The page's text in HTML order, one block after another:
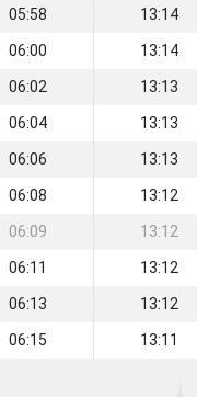
05:58 13:14
06:00 13:14
06:02 13:13
06:04 13:13
06:06 13:13
06:08 13:12
06:09 13:12
06:11 13:12
06:13 13:12
06:15 13:11